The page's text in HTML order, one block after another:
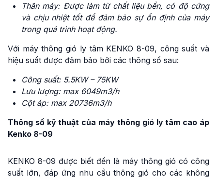
Thân máy: Được làm từ chất liệu bền, có độ cứng
và chịu nhiệt tốt để đảm bảo sự ổn định của máy
trong quá trình hoạt động.
Với máy thông gió ly tâm KENKO 8-09, công suất và
hiệu suất được đảm bảo bởi các thông số sau:
Công suất: 5.5KW – 75KW
Lưu lượng: max 6049m3/h
Cột áp: max 20736m3/h
Thông số kỹ thuật của máy thông gió ly tâm cao áp
Kenko 8-09
KENKO 8-09 được biết đến là máy thông gió có công
suất lớn, đáp ứng nhu cầu thông gió cho các không